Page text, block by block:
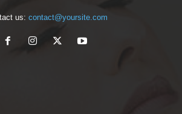
us: contact@yoursite.com